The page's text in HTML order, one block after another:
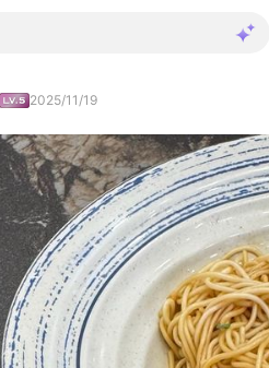
2025/11/19